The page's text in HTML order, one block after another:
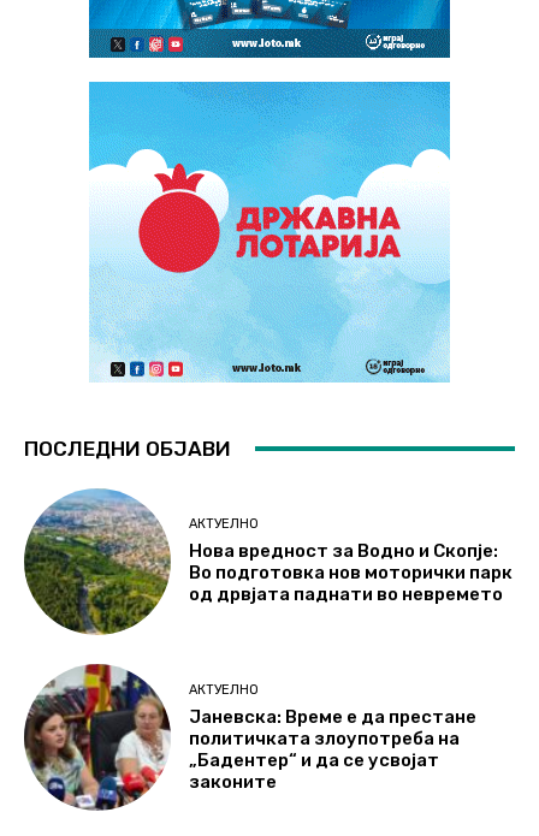
ПОСЛЕДНИ ОБЈАВИ
АКТУЕЛНО
Нова вредност за Водно и Скопје:
Во подготовка нов моторички парк
од дрвјата паднати во невремето
АКТУЕЛНО
Јаневска: Време е да престане
политичката злоупотреба на
„Бадентер“ и да се усвојат
законите